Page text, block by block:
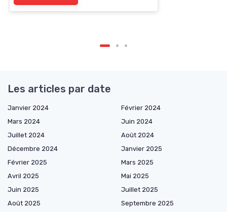
Les articles par date
Janvier 2024
Février 2024
Mars 2024
Juin 2024
Juillet 2024
Août 2024
Décembre 2024
Janvier 2025
Février 2025
Mars 2025
Avril 2025
Mai 2025
Juin 2025
Juillet 2025
Août 2025
Septembre 2025